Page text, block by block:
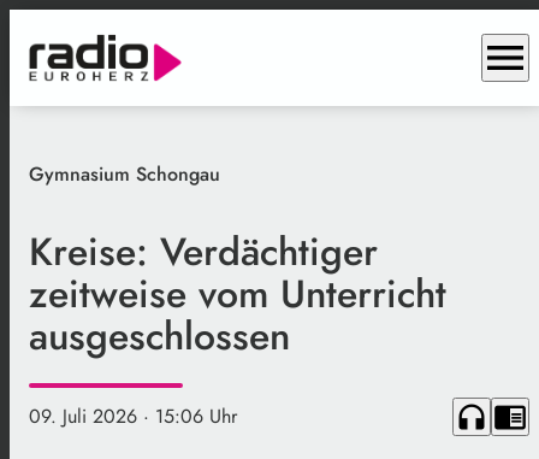
menu
Gymnasium Schongau
Kreise: Verdächtiger
zeitweise vom Unterricht
ausgeschlossen
09. Juli 2026 · 15:06 Uhr headphones chrome_reader_mode